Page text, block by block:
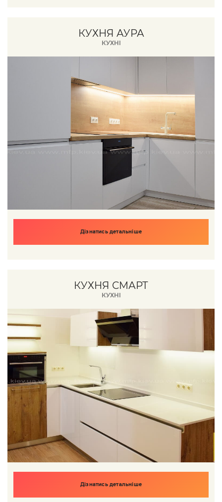
КУХНЯ АУРА
КУХНІ
Дізнатись детальніше
КУХНЯ СМАРТ
КУХНІ
Дізнатись детальніше